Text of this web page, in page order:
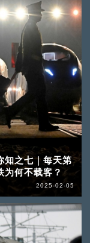
知之七｜每天第
为何不载客？
2025-02-05